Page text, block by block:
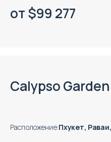
от$99 277
Calypso Garden
Расположение:Пхукет,